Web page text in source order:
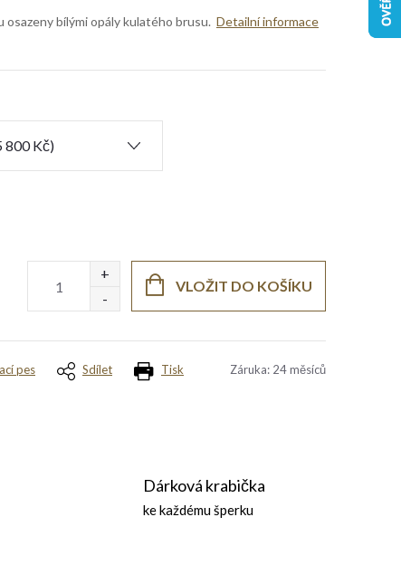
bílými opály kulatého brusu. Detailní informace
VLOŽIT DO KOŠÍKU
Tisk
pes Sdílet Záruka: 24 měsíců
Dárková krabička
ke každému šperku